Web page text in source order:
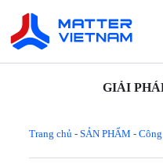
GIẢI
Trang chủ - SẢN PHẨM -